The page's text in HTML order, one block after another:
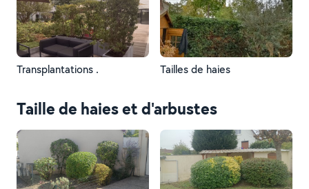
Transplantations . Tailles de haies
Taille de haies et d'arbustes